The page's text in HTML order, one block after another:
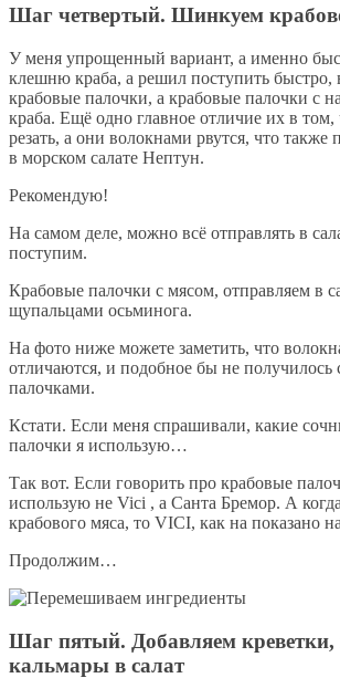
Шаг четвертый. Шинкуем
У меня упрощенный вариант, а именно
клешню краба, а решил поступить быстро,
крабовые палочки, а крабовые палочки с
краба. Ещё одно главное отличие их в
резать, а они волокнами рвутся, что также
в морском салате Нептун.
Рекомендую!
На самом деле, можно всё отправлять в
поступим.
Крабовые палочки с мясом, отправляем в
щупальцами осьминога.
На фото ниже можете заметить, что
отличаются, и подобное бы не получилось
палочками.
Кстати. Если меня спрашивали, какие
палочки я использую…
Так вот. Если говорить про крабовые
использую не Vici , а Санта Бремор. А когда
крабового мяса, то VICI, как на показано
Продолжим…
Шаг пятый. Добавляем
кальмары в салат